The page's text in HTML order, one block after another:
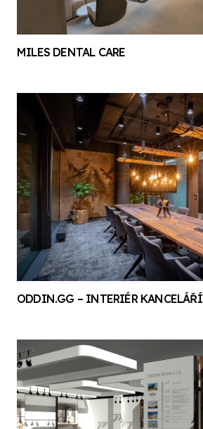
MILES DENTAL CARE
ODDIN.GG – INTERIÉR KANCELÁŘÍ